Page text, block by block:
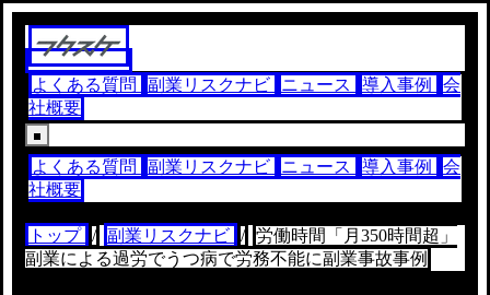
よくある質問 副業リスクナビ ニュース 導入事例
会
社概要
よくある質問 副業リスクナビ ニュース 導入事例
会
社概要
トップ / 副業リスクナビ / 労働時間「月350時間超」
副業による過労でうつ病で労務不能に副業事故事例